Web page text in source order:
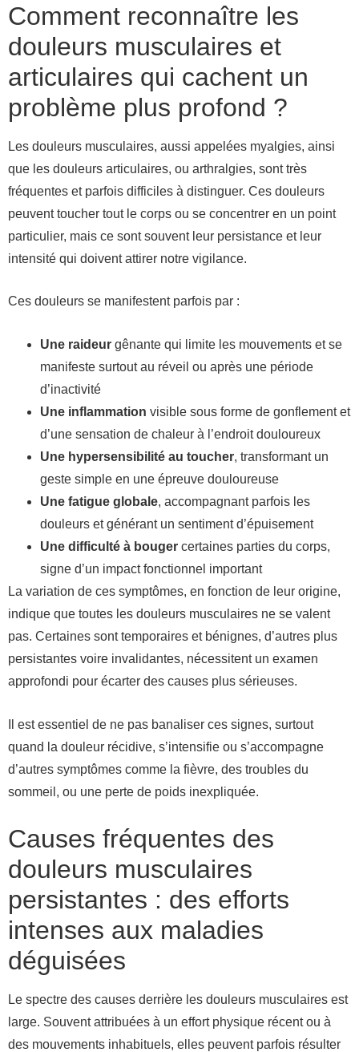
Comment reconnaître les
douleurs musculaires et
articulaires qui cachent un
problème plus profond ?
Les douleurs musculaires, aussi appelées myalgies, ainsi
que les douleurs articulaires, ou arthralgies, sont très
fréquentes et parfois difficiles à distinguer. Ces douleurs
peuvent toucher tout le corps ou se concentrer en un point
particulier, mais ce sont souvent leur persistance et leur
intensité qui doivent attirer notre vigilance.
Ces douleurs se manifestent parfois par :
Une raideur gênante qui limite les mouvements et se
manifeste surtout au réveil ou après une période
d’inactivité
Une inflammation visible sous forme de gonflement et
d’une sensation de chaleur à l’endroit douloureux
Une hypersensibilité au toucher, transformant un
geste simple en une épreuve douloureuse
Une fatigue globale, accompagnant parfois les
douleurs et générant un sentiment d’épuisement
Une difficulté à bouger certaines parties du corps,
signe d’un impact fonctionnel important
La variation de ces symptômes, en fonction de leur origine,
indique que toutes les douleurs musculaires ne se valent
pas. Certaines sont temporaires et bénignes, d’autres plus
persistantes voire invalidantes, nécessitent un examen
approfondi pour écarter des causes plus sérieuses.
Il est essentiel de ne pas banaliser ces signes, surtout
quand la douleur récidive, s’intensifie ou s’accompagne
d’autres symptômes comme la fièvre, des troubles du
sommeil, ou une perte de poids inexpliquée.
Causes fréquentes des
douleurs musculaires
persistantes : des efforts
intenses aux maladies
déguisées
Le spectre des causes derrière les douleurs musculaires est
large. Souvent attribuées à un effort physique récent ou à
des mouvements inhabituels, elles peuvent parfois résulter